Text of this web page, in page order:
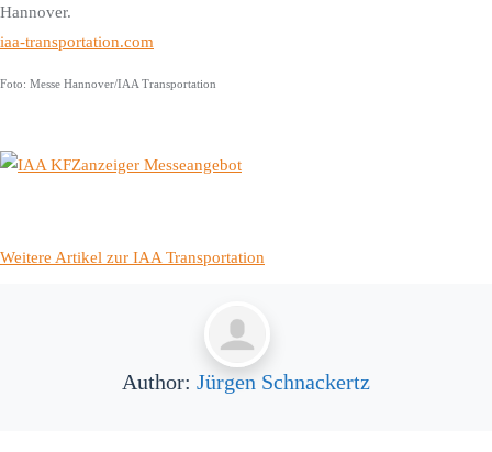
Hannover.
iaa-transportation.com
Foto: Messe Hannover/IAA Transportation
Weitere Artikel zur IAA Transportation
Author: Jürgen Schnackertz